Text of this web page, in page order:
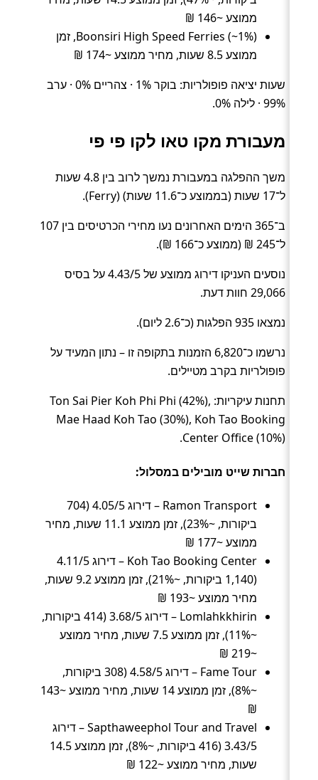
ממוצע ~146 ₪
Boonsiri High Speed Ferries (~1%), זמן
ממוצע 8.5 שעות, מחיר ממוצע ~174 ₪
שעות יציאה פופולריות: בוקר 1% · צהריים 0% · ערב
99% · לילה 0%.
מעבורת מקו טאו לקו פי פי
משך ההפלגה במעבורת נמשך לרוב בין 4.8 שעות
ל־17 שעות (בממוצע כ־11.6 שעות) (Ferry).
ב־365 הימים האחרונים נעו מחירי הכרטיסים בין 107
ל־245 ₪ (ממוצע כ־166 ₪).
נוסעים העניקו דירוג ממוצע של 4.43/5 על בסיס
29,066 חוות דעת.
נמצאו 935 הפלגות (כ־2.6 ליום).
נרשמו כ־6,820 הזמנות בתקופה זו – נתון המעיד על
פופולריות בקרב מטיילים.
תחנות עיקריות: Ton Sai Pier Koh Phi Phi (42%),
Mae Haad Koh Tao (30%), Koh Tao Booking
Center Office (10%).
חברות שייט מובילים במסלול:
Ramon Transport – דירוג 4.05/5 (704
ביקורות, ~23%), זמן ממוצע 11.1 שעות, מחיר
ממוצע ~177 ₪
Koh Tao Booking Center – דירוג 4.11/5
(1,140 ביקורות, ~21%), זמן ממוצע 9.2 שעות,
מחיר ממוצע ~193 ₪
Lomlahkkhirin – דירוג 3.68/5 (414 ביקורות,
~11%), זמן ממוצע 7.5 שעות, מחיר ממוצע
~219 ₪
Fame Tour – דירוג 4.58/5 (308 ביקורות,
~8%), זמן ממוצע 14 שעות, מחיר ממוצע ~143
₪
Sapthaweephol Tour and Travel – דירוג
3.43/5 (416 ביקורות, ~8%), זמן ממוצע 14.5
שעות, מחיר ממוצע ~122 ₪